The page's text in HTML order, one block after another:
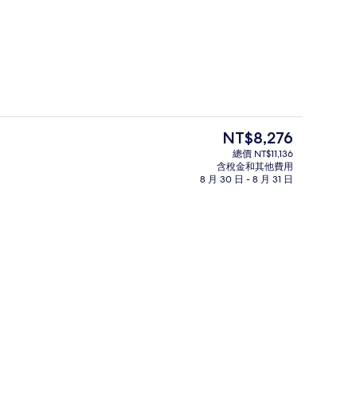
室外游泳池，開放時間為 07:00 至
目
的
價
NT$8,276
總價 NT$11,136
含稅金和其他費用
8 月 30 日 - 8 月 31 日